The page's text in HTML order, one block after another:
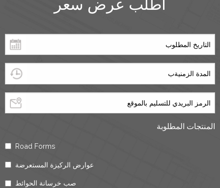
اطلب عرض سعر
المنتجات المطلوبة
Road Forms
عوارض الركيزة المستعرضة
صب خرسانة الحوائط